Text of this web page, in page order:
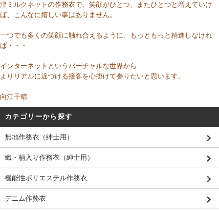
津ミルクネットの作務衣で、笑顔がひとつ、またひとつと増えていけ
ば、こんなに嬉しい事はありません。
一つでも多くの笑顔に触れ合えるように、もっともっと精進しなけれ
ば・・・
インターネットというバーチャルな世界から
よりリアルに近づける接客を心掛けて参りたいと思います。
向江千晴
カテゴリーから探す
無地作務衣（紳士用）
織・柄入り作務衣（紳士用）
機能性ポリエステル作務衣
デニム作務衣